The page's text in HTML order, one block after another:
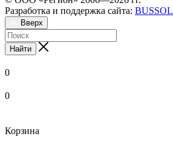
Разработка и поддержка сайта: BUSSOL
Вверх
Найти
0
0
Корзина